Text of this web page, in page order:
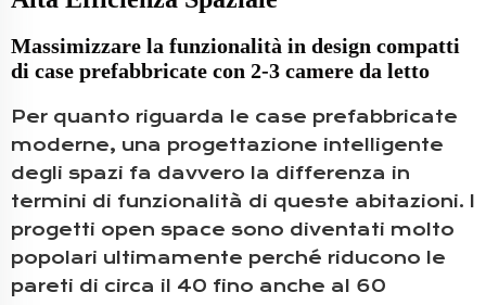
Massimizzare la funzionalità in design compatti
di case prefabbricate con 2-3 camere da letto
Per quanto riguarda le case prefabbricate
moderne, una progettazione intelligente
degli spazi fa davvero la differenza in
termini di funzionalità di queste abitazioni. I
progetti open space sono diventati molto
popolari ultimamente perché riducono le
pareti di circa il 40 fino anche al 60